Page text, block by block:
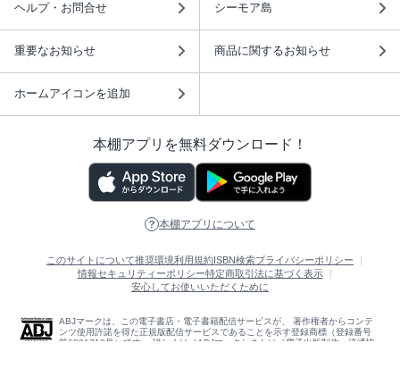
ヘルプ・お問合せ シーモア島
重要なお知らせ 商品に関するお知らせ
ホームアイコンを追加
本棚アプリを無料ダウンロード！
本棚アプリについて
このサイトについて推奨環境利用規約 ISBN検索プライバシーポリシー
情報セキュリティーポリシー特定商取引法に基づく表示
安心してお使いいただくために
ABJマークは、この電子書店・電子書籍配信サービスが、 著作権者からコンテ
ンツ使用許諾を得た正規版配信サービスであることを示す登録商標（登録番号
第6091713号）です。 詳しくは［ABJマーク］または［電子出版制作・流通協